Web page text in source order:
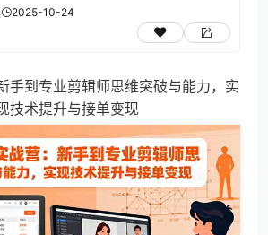
2025-10-24
手到专业剪辑师思维突破与能力，实
技术提升与接单变现